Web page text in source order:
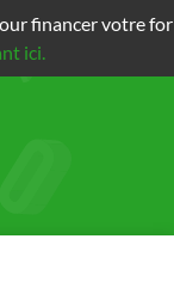
financer votre
ici.